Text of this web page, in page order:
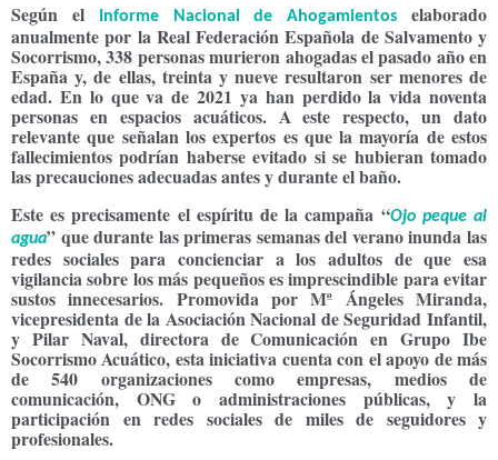
Según el
Informe Nacional de Ahogamientos
elaborado
anualmente por la Real Federación Española de Salvamento y
Socorrismo, 338 personas murieron ahogadas el pasado año en
España y, de ellas, treinta y nueve resultaron ser menores de
edad. En lo que va de 2021 ya han perdido la vida noventa
personas en espacios acuáticos. A este respecto, un dato
relevante que señalan los expertos es que la mayoría de estos
fallecimientos podrían haberse evitado si se hubieran tomado
las precauciones adecuadas antes y durante el baño.
Este es precisamente el espíritu de la campaña “Ojo peque al
agua” que durante las primeras semanas del verano inunda las
redes sociales para concienciar a los adultos de que esa
vigilancia sobre los más pequeños es imprescindible para evitar
sustos innecesarios. Promovida por Mª Ángeles Miranda,
vicepresidenta de la Asociación Nacional de Seguridad Infantil,
y Pilar Naval, directora de Comunicación en Grupo Ibe
Socorrismo Acuático, esta iniciativa cuenta con el apoyo de más
de 540 organizaciones como empresas, medios de
comunicación, ONG o administraciones públicas, y la
participación en redes sociales de miles de seguidores y
profesionales.